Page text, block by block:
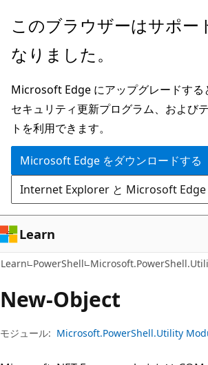
メ
ン
ン
テ
ン
ツ
に
ス
キ
ッ
プ
ペ
ジ
ナ
ビ
ゲ
ー
シ
ョ
ン
に
ス
キ
ッ
プ
このブラウザーはサポー
なりました。
Microsoft Edge にアップグレードする
セキュリティ更新プログラム、および
トを利用できます。
Microsoft Edge をダウンロードする
Internet Explorer と Microsoft Edge
Learn
Learn PowerShell
New-Object
モジュール: Microsoft.PowerShell.Utility